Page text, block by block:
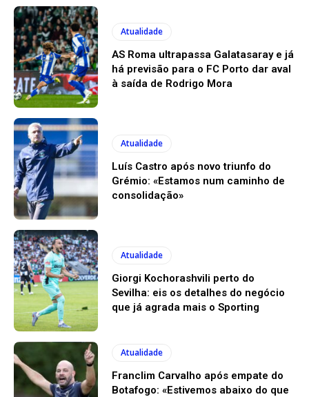
Atualidade
AS Roma ultrapassa Galatasaray e já
há previsão para o FC Porto dar aval
à saída de Rodrigo Mora
Atualidade
Luís Castro após novo triunfo do
Grémio: «Estamos num caminho de
consolidação»
Atualidade
Giorgi Kochorashvili perto do
Sevilha: eis os detalhes do negócio
que já agrada mais o Sporting
Atualidade
Franclim Carvalho após empate do
Botafogo: «Estivemos abaixo do que